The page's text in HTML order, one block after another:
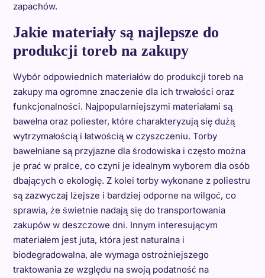
zapachów.
Jakie materiały są najlepsze do
produkcji toreb na zakupy
Wybór odpowiednich materiałów do produkcji toreb na
zakupy ma ogromne znaczenie dla ich trwałości oraz
funkcjonalności. Najpopularniejszymi materiałami są
bawełna oraz poliester, które charakteryzują się dużą
wytrzymałością i łatwością w czyszczeniu. Torby
bawełniane są przyjazne dla środowiska i często można
je prać w pralce, co czyni je idealnym wyborem dla osób
dbających o ekologię. Z kolei torby wykonane z poliestru
są zazwyczaj lżejsze i bardziej odporne na wilgoć, co
sprawia, że świetnie nadają się do transportowania
zakupów w deszczowe dni. Innym interesującym
materiałem jest juta, która jest naturalna i
biodegradowalna, ale wymaga ostrożniejszego
traktowania ze względu na swoją podatność na